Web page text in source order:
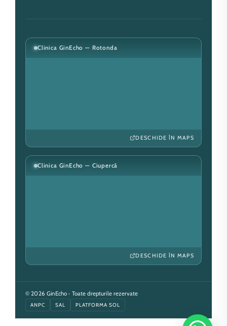
Clinica GinEcho — Rotonda
DESCHIDE ÎN MAPS
Clinica GinEcho — Ciupercă
DESCHIDE ÎN MAPS
© 2026 GinEcho · Toate drepturile rezervate
ANPC SAL PLATFORMA SOL